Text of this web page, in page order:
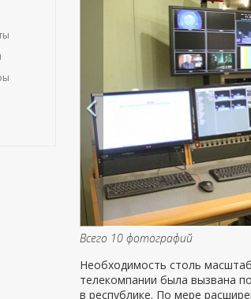
Всего 10 фотографий
Необходимость столь
телекомпании была вызвана
в республике. По мере